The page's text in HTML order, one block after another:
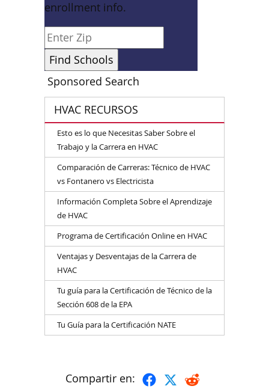
enrollment info.
Sponsored Search
HVAC RECURSOS
Esto es lo que Necesitas Saber Sobre el
Trabajo y la Carrera en HVAC
Comparación de Carreras: Técnico de HVAC
vs Fontanero vs Electricista
Información Completa Sobre el Aprendizaje
de HVAC
Programa de Certificación Online en HVAC
Ventajas y Desventajas de la Carrera de
HVAC
Tu guía para la Certificación de Técnico de la
Sección 608 de la EPA
Tu Guía para la Certificación NATE
Compartir en: